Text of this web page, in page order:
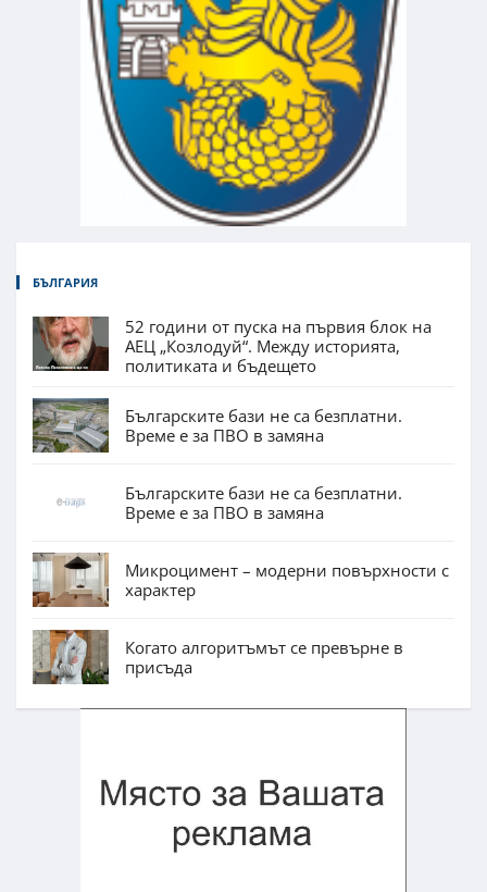
БЪЛГАРИЯ
52 години от пуска на първия блок на
АЕЦ „Козлодуй“. Между историята,
политиката и бъдещето
Българските бази не са безплатни.
Време е за ПВО в замяна
Българските бази не са безплатни.
Време е за ПВО в замяна
Микроцимент – модерни повърхности с
характер
Когато алгоритъмът се превърне в
присъда